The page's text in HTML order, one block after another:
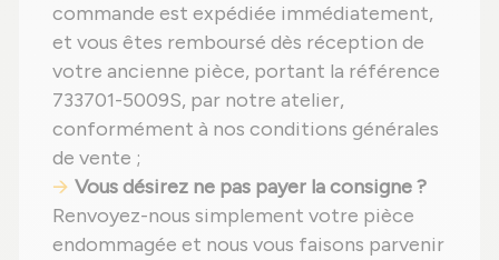
commande est expédiée immédiatement,
et vous êtes remboursé dès réception de
votre ancienne pièce, portant la référence
733701-5009S, par notre atelier,
conformément à nos conditions générales
de vente ;
Vous désirez ne pas payer la consigne ?
Renvoyez-nous simplement votre pièce
endommagée et nous vous faisons parvenir